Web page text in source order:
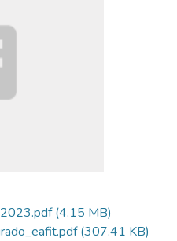
(4.15 MB)
(307.41 KB)